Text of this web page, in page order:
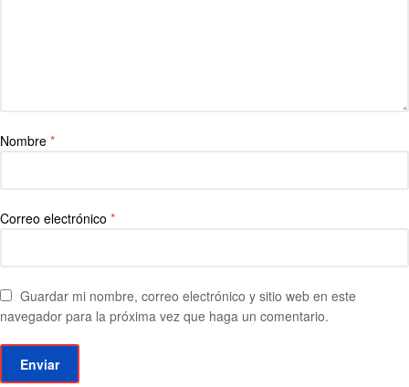
Nombre *
Correo electrónico *
Guardar mi nombre, correo electrónico y sitio web en este
navegador para la próxima vez que haga un comentario.